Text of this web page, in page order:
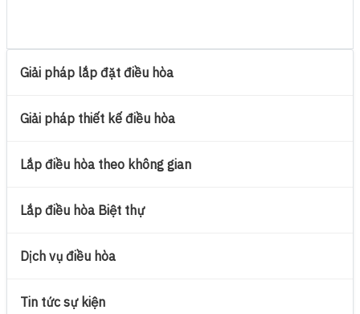
Giải pháp lắp đặt điều hòa
Giải pháp thiết kế điều hòa
Lắp điều hòa theo không gian
Lắp điều hòa Biệt thự
Dịch vụ điều hòa
Tin tức sự kiện